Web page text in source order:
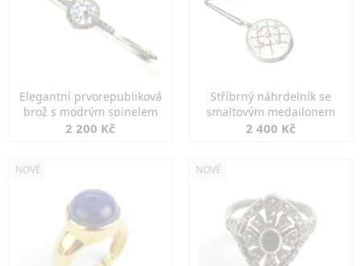
Elegantní prvorepubliková
brož s modrým spinelem
2 200 Kč
Stříbrný náhrdelník se
smaltovým medailonem
2 400 Kč
NOVÉ NOVÉ